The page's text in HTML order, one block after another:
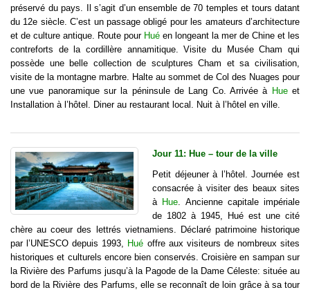
préservé du pays. Il s’agit d’un ensemble de 70 temples et tours datant
du 12e siècle. C’est un passage obligé pour les amateurs d’architecture
et de culture antique. Route pour Hué en longeant la mer de Chine et les
contreforts de la cordillère annamitique. Visite du Musée Cham qui
possède une belle collection de sculptures Cham et sa civilisation,
visite de la montagne marbre. Halte au sommet de Col des Nuages pour
une vue panoramique sur la péninsule de Lang Co. Arrivée à Hueet
Installation à l’hôtel. Diner au restaurant local. Nuit à l’hôtel en ville.
Jour 11: Hue – tour de la ville
Petit déjeuner à l’hôtel. Journée est
consacrée à visiter des beaux sites
à Hue . Ancienne capitale impériale
de 1802 à 1945, Hué est une cité
chère au coeur des lettrés vietnamiens. Déclaré patrimoine historique
par l’UNESCO depuis 1993, Hué offre aux visiteurs de nombreux sites
historiques et culturels encore bien conservés. Croisière en sampan sur
la Rivière des Parfums jusqu’à la Pagode de la Dame Céleste: située au
bord de la Rivière des Parfums, elle se reconnaît de loin grâce à sa tour